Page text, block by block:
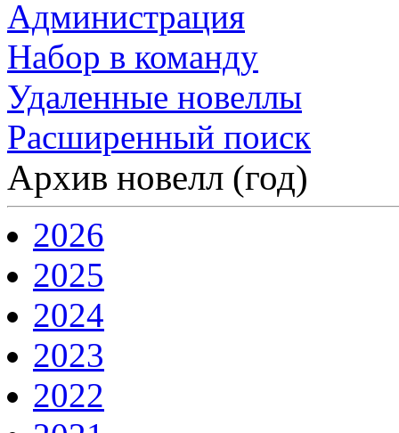
Администрация
Набор в команду
Удаленные новеллы
Расширенный поиск
Архив новелл (год)
2026
2025
2024
2023
2022